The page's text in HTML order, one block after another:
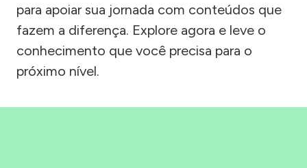
para apoiar sua jornada com conteúdos que
fazem a diferença. Explore agora e leve o
conhecimento que você precisa para o
próximo nível.